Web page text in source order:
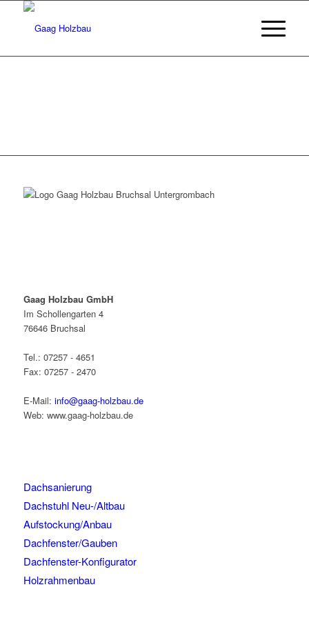
Gaag Holzbau GmbH
Im Schollengarten 4
76646 Bruchsal
Tel.: 07257 - 4651
Fax: 07257 - 2470
E-Mail: info@gaag-holzbau.de
Web: www.gaag-holzbau.de
Dachsanierung
Dachstuhl Neu-/Altbau
Aufstockung/Anbau
Dachfenster/Gauben
Dachfenster-Konfigurator
Holzrahmenbau